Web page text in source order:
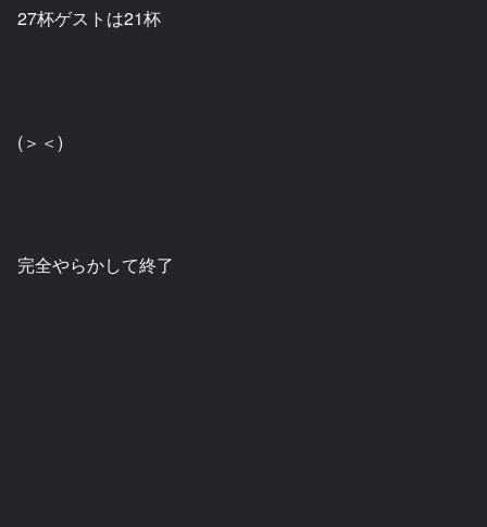
27杯ゲストは21杯
(＞＜)
完全やらかして終了